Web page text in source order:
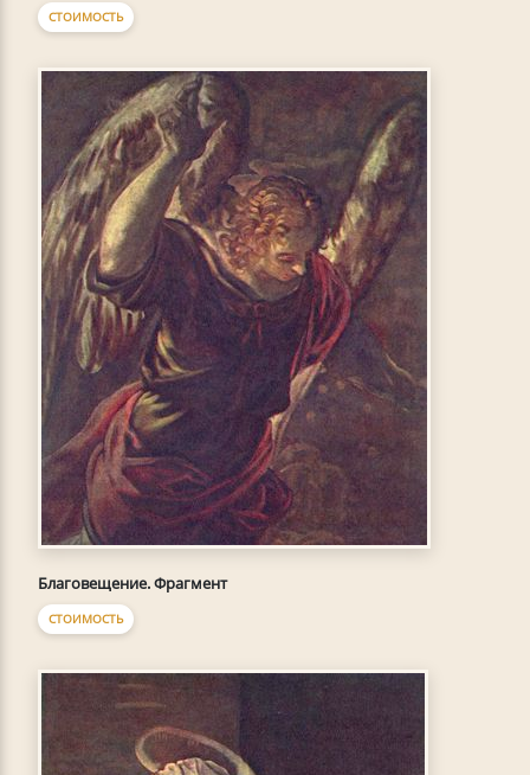
СТОИМОСТЬ
Благовещение. Фрагмент
СТОИМОСТЬ